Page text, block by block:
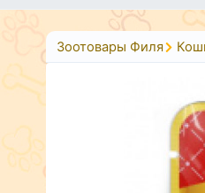
Зоотовары Филя